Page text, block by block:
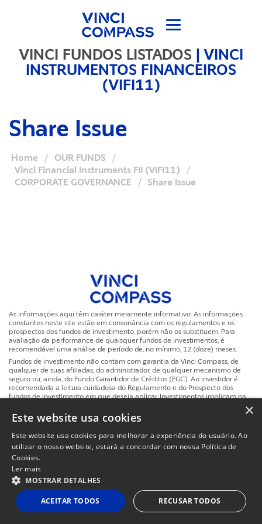
VINCI FUNDOS LISTADOS |VINCI
INSTRUMENTOS FINANCEIROS
(VIFI11)
Share Issue
Home / OUR FUNDS
/
Vinci Financial Instruments FII (VIFI11)
/
CORPORATE GOVERNANCE
/ Share Issue
As informações aqui têm caráter meramente informativo. As informações
constantes neste site estão em consonância com os regulamentos e os
prospectos dos fundos de investimento, porém não os substituem. Para
avaliação da performance de quaisquer fundos de investimentos, é
recomendável uma análise de período de, no mínimo, 12 (doze) meses.
Fundos de investimento não contam com garantia da Vinci Compass, de
qualquer de suas afiliadas, do administrador, de qualquer mecanismo de
seguro ou, ainda, do Fundo Garantidor de Créditos (FGC). Ao investidor é
recomendada a leitura cuidadosa do Regulamento e do Prospecto dos
fundos de investimento em que deseja aplicar. Investimentos implicam na
exposição a riscos, inclusive na possibilidade de perda total do investimento.
A rentabilidade obtida no passado não representa garantia de rentabilidade
futura. A rentabilidade divulgada não é líquida de impostos.
Politicas de Privacidade e Termos de UsoPowered byMZ
Site
×
Este website usa cookies
Este website usa cookies para melhorar a experiência do usuário. Ao
utilizar o nosso website, estará a concordar com nossa Política de
Cookies.
Ler mais
MOSTRAR DETALHES
ACEITAR TODOS RECUSAR TODOS